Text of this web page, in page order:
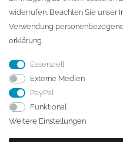
info@dach-teufel.de
widerrufen. Beachten Sie unser
Verwendung
erklärung.
Essenziell
Externe Medien
PayPal
Funktional
Weitere Einstellungen